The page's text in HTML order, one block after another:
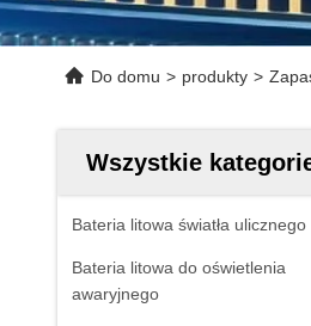
Do domu > produkty >
Wszystkie
Bateria litowa światła ulicznego
Bateria litowa do oświetlenia
awaryjnego